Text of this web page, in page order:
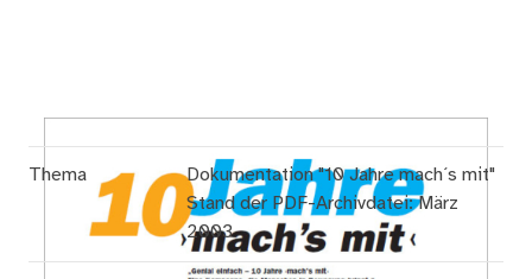
Thema
Dokumentation "10 Jahre mach´s mit"
Stand der PDF-Archivdatei: März
2003